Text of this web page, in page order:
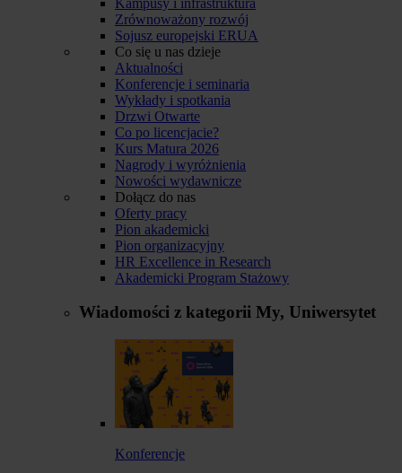
Zrównoważony rozwój
Sojusz europejski ERUA
Co się u nas dzieje
Aktualności
Konferencje i seminaria
Wykłady i spotkania
Drzwi Otwarte
Co po licencjacie?
Kurs Matura 2026
Nagrody i wyróżnienia
Nowości wydawnicze
Dołącz do nas
Oferty pracy
Pion akademicki
Pion organizacyjny
HR Excellence in Research
Akademicki Program Stażowy
Wiadomości z kategorii My, Uniwersytet
Konferencje